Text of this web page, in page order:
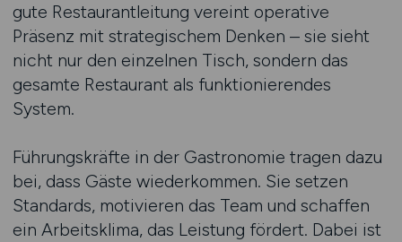
gute Restaurantleitung vereint operative
Präsenz mit strategischem Denken – sie sieht
nicht nur den einzelnen Tisch, sondern das
gesamte Restaurant als funktionierendes
System.
Führungskräfte in der Gastronomie tragen dazu
bei, dass Gäste wiederkommen. Sie setzen
Standards, motivieren das Team und schaffen
ein Arbeitsklima, das Leistung fördert. Dabei ist